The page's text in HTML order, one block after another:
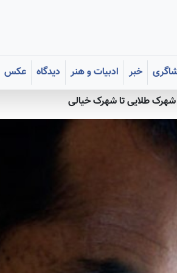
خبر ادبیات و هنر دیدگاه عکس
طلایی تا شهرک خیالی